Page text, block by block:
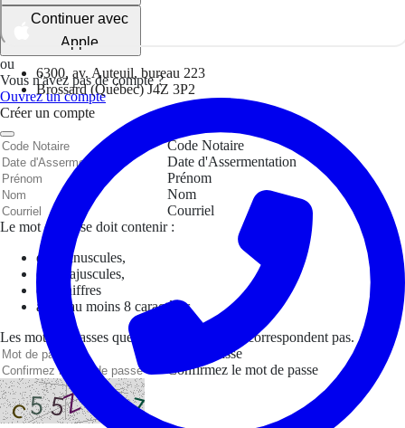
6300, av. Auteuil, bureau 223
Brossard (Québec) J4Z 3P2
Continuer avec
Apple
ou
Vous n'avez pas de compte ?
Ouvrez un compte
Créer un compte
Code Notaire
Date d'Assermentation
Prénom
Nom
Courriel
Le mot de passe doit contenir :
des minuscules,
des majuscules,
des chiffres
avoir au moins 8 caractères
Les mots de passes que vous avez saisis ne correspondent pas.
Mot de passe
Confirmez le mot de passe